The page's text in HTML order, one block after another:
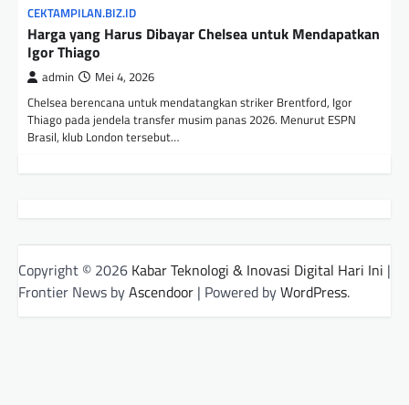
CEKTAMPILAN.BIZ.ID
Harga yang Harus Dibayar Chelsea untuk Mendapatkan
Igor Thiago
admin Mei 4, 2026
Chelsea berencana untuk mendatangkan striker Brentford, Igor
Thiago pada jendela transfer musim panas 2026. Menurut ESPN
Brasil, klub London tersebut…
Copyright © 2026 Kabar Teknologi & Inovasi Digital Hari Ini |
Frontier News byAscendoor | Powered byWordPress.